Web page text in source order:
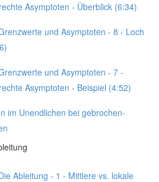
Asymptoten - Überblick (6:34)
und Asymptoten - 8 - Loch
und Asymptoten - 7 -
Asymptoten - Beispiel (4:52)
im Unendlichen bei gebrochen-
Ableitung - 1 - Mittlere vs. lokale